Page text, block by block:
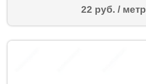
22 руб. / метр